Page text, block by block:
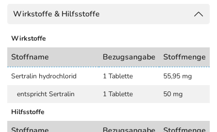
Wirkstoffe & Hilfsstoffe
Wirkstoffe
Stoffname Bezugsangabe Stoffmenge
Sertralin hydrochlorid 1 Tablette
55,95 mg
entspricht Sertralin
1 Tablette
50 mg
Hilfsstoffe